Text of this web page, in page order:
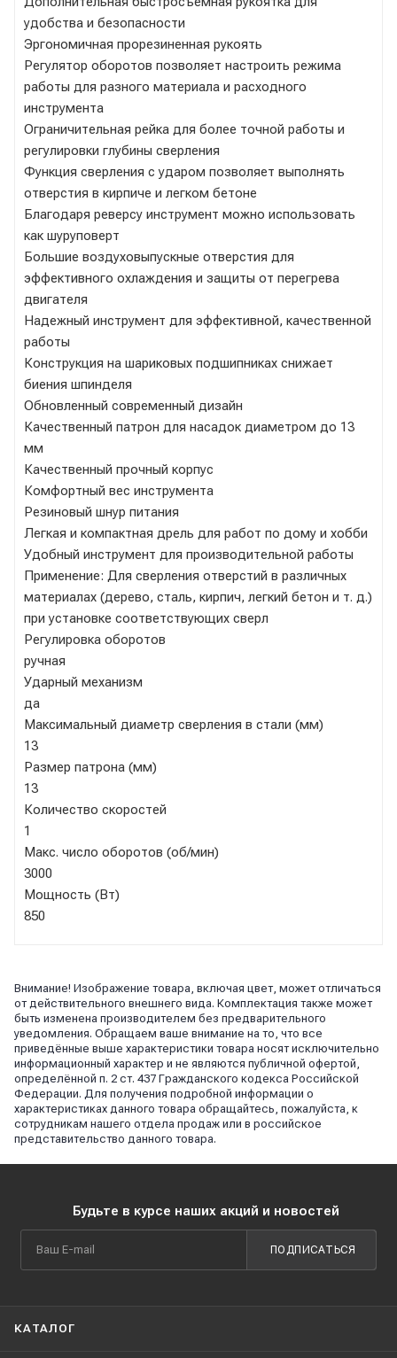
удобства и безопасности
Эргономичная прорезиненная рукоять
Регулятор оборотов позволяет настроить режима
работы для разного материала и расходного
инструмента
Ограничительная рейка для более точной работы и
регулировки глубины сверления
Функция сверления с ударом позволяет выполнять
отверстия в кирпиче и легком бетоне
Благодаря реверсу инструмент можно использовать
как шуруповерт
Большие воздуховыпускные отверстия для
эффективного охлаждения и защиты от перегрева
двигателя
Надежный инструмент для эффективной, качественной
работы
Конструкция на шариковых подшипниках снижает
биения шпинделя
Обновленный современный дизайн
Качественный патрон для насадок диаметром до 13
мм
Качественный прочный корпус
Комфортный вес инструмента
Резиновый шнур питания
Легкая и компактная дрель для работ по дому и хобби
Удобный инструмент для производительной работы
Применение: Для сверления отверстий в различных
материалах (дерево, сталь, кирпич, легкий бетон и т. д.)
при установке соответствующих сверл
Регулировка оборотов
ручная
Ударный механизм
да
Максимальный диаметр сверления в стали (мм)
13
Размер патрона (мм)
13
Количество скоростей
1
Макс. число оборотов (об/мин)
3000
Мощность (Вт)
850
Внимание! Изображение товара, включая цвет, может отличаться
от действительного внешнего вида. Комплектация также может
быть изменена производителем без предварительного
уведомления. Обращаем ваше внимание на то, что все
приведённые выше характеристики товара носят исключительно
информационный характер и не являются публичной офертой,
определённой п. 2 ст. 437 Гражданского кодекса Российской
Федерации. Для получения подробной информации о
характеристиках данного товара обращайтесь, пожалуйста, к
сотрудникам нашего отдела продаж или в российское
представительство данного товара.
Будьте в курсе наших акций и новостей
ПОДПИСАТЬСЯ
КАТАЛОГ